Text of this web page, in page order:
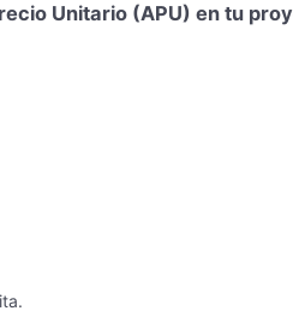
Unitario (APU) en tu